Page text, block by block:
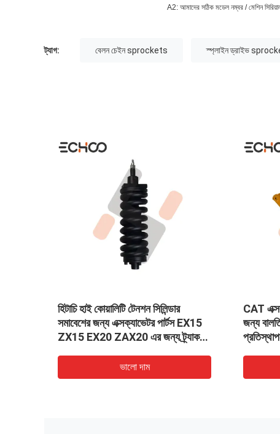
A2: আমাদের সঠিক মডেল নম্বর / মেশিন
ট্যাগ: বেলন চেইন sprockets স্প্লাইন ড্রাইভ
CAT এক্সকাভেটর বালতি দাঁতের অ্যাডাপ্টারের
জন্য বালতি দাঁত 9W1879 - 6Y6335
প্রতিস্থাপন যন্ত্রাংশ উন্নত মানের আনুষাঙ্গিক
ভালো দাম